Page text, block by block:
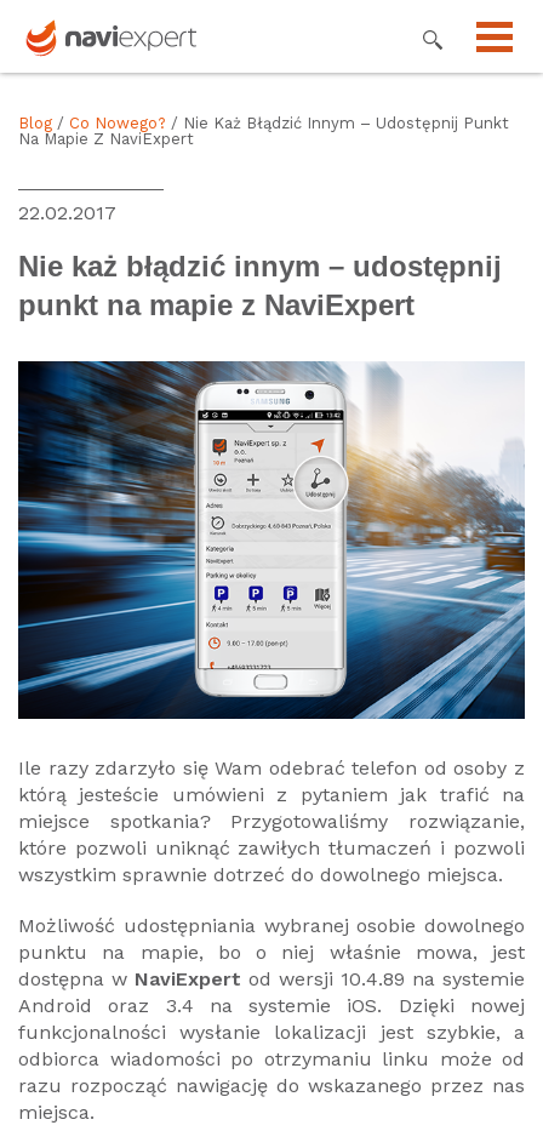
Blog / Co Nowego? / Nie Każ Błądzić Innym – Udostępnij Punkt
Na Mapie Z NaviExpert
22.02.2017
Nie każ błądzić innym – udostępnij
punkt na mapie z NaviExpert
Ile razy zdarzyło się Wam odebrać telefon od osoby z
którą jesteście umówieni z pytaniem jak trafić na
miejsce spotkania? Przygotowaliśmy rozwiązanie,
które pozwoli uniknąć zawiłych tłumaczeń i pozwoli
wszystkim sprawnie dotrzeć do dowolnego miejsca.
Możliwość udostępniania wybranej osobie dowolnego
punktu na mapie, bo o niej właśnie mowa, jest
dostępna w NaviExpert od wersji 10.4.89 na systemie
Android oraz 3.4 na systemie iOS. Dzięki nowej
funkcjonalności wysłanie lokalizacji jest szybkie, a
odbiorca wiadomości po otrzymaniu linku może od
razu rozpocząć nawigację do wskazanego przez nas
miejsca.